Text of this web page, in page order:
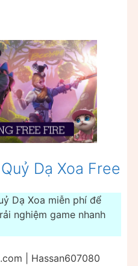
Dạ Xoa Free
Dạ Xoa miễn phí để
nghiệm game nhanh
| Hassan607080